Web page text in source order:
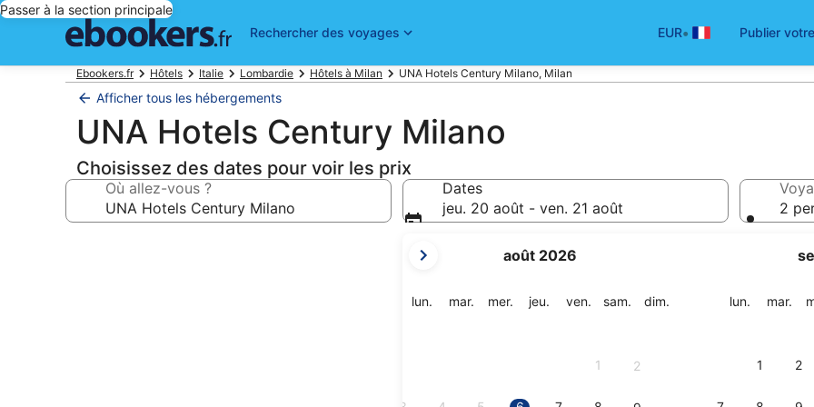
Passer à la section principale
Rechercher des voyages
EUR• Publier
Ebookers.fr Hôtels Italie Lombardie Hôtels à Milan UNA Hotels Century Milano, Milan
Afficher tous les hébergements
UNA Hotels Century Milano
Choisissez des dates pour voir les prix
Où allez-vous ?
Dates
jeu. 20 août - ven. 21 août
mois
sont
août 2026
lun. lundimar. mardi
mer. mercredi
jeu. jeudiven. vendredi
sam. samedi
dim.
1 2
lun. lundimar.
1 2
2